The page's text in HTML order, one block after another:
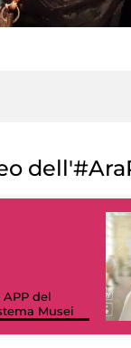
APP del
Musei